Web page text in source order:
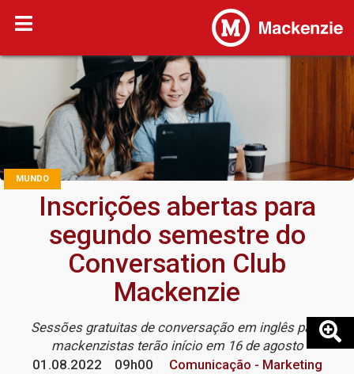
MUNDO
Inscrições abertas para
segundo semestre do
Conversation Club
Mackenzie
Sessões gratuitas de conversação em inglês para
mackenzistas terão início em 16 de agosto
01.08.2022
09h00
Comunicação - Marketing